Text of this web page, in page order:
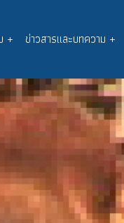
+ ข่าวสารและบทความ +